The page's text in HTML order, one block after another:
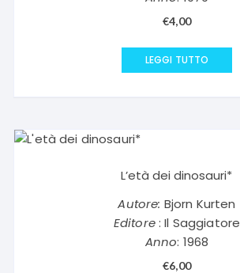
€4,00
LEGGI TUTTO
L’età dei dinosauri*
Autore: Bjorn Kurten
Editore: Il Saggiatore
Anno: 1968
€6,00